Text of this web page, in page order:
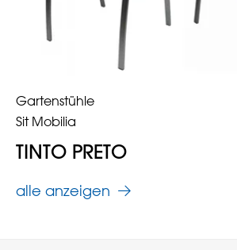
alle anzeigen
Gartenstühle
Sit Mobilia
TINTO PRETO